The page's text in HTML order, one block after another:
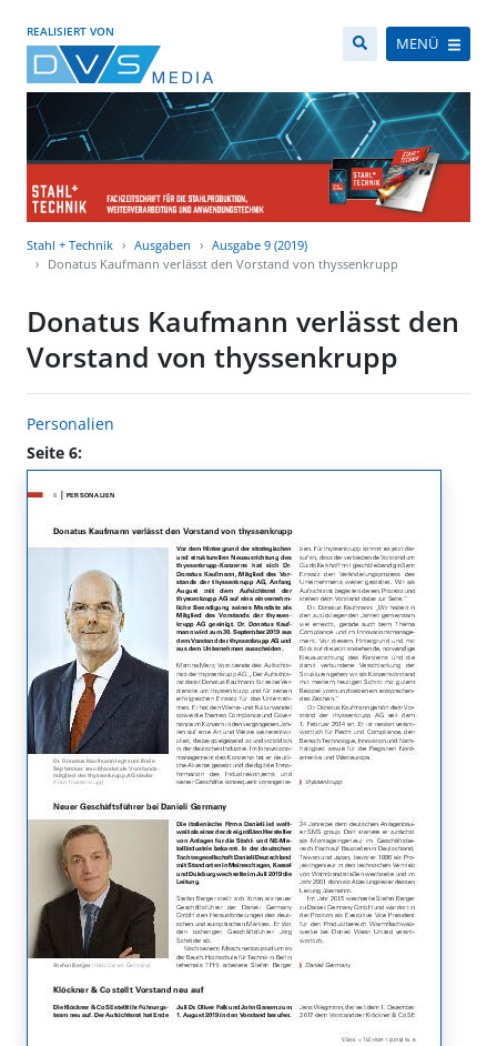
REALISIERT VON
MENÜ
Stahl + Technik Ausgaben
Ausgabe 9 (2019)
Donatus Kaufmann verlässt den Vorstand von thyssenkrupp
Donatus Kaufmann verlässt den
Vorstand von thyssenkrupp
Personalien
Seite 6: